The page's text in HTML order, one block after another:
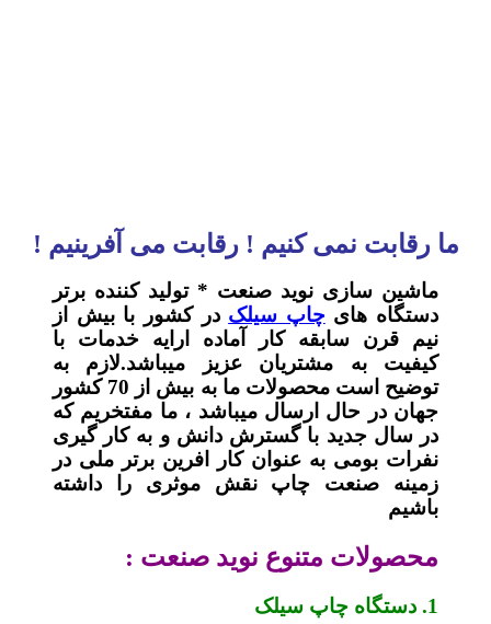
ما رقابت نمی کنیم ! رقابت می آفرینیم !
ماشین سازی نوید صنعت * تولید کننده برتر
دستگاه هایچاپ سیلک در کشور با بیش از
نیم قرن سابقه کار آماده ارایه خدمات با
کیفیت به مشتریان عزیز میباشد.لازم به
توضیح است محصولات ما به بیش از 70 کشور
جهان در حال ارسال میباشد ، ما مفتخریم که
در سال جدید با گسترش دانش و به کار گیری
نفرات بومی به عنوان کار افرین برتر ملی در
زمینه صنعت چاپ نقش موثری را داشته
باشیم
محصولات متنوع نوید صنعت :
1. دستگاه چاپ سیلک